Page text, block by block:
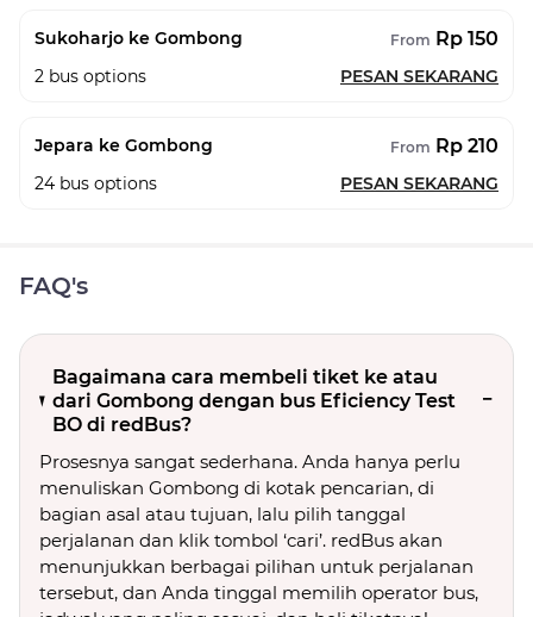
Sukoharjo ke Gombong From Rp 150
2 bus options PESAN SEKARANG
Jepara ke Gombong From Rp 210
24 bus options PESAN SEKARANG
FAQ's
Bagaimana cara membeli tiket ke atau
dari Gombong dengan bus Eficiency Test
BO di redBus?
Prosesnya sangat sederhana. Anda hanya perlu
menuliskan Gombong di kotak pencarian, di
bagian asal atau tujuan, lalu pilih tanggal
perjalanan dan klik tombol ‘cari’. redBus akan
menunjukkan berbagai pilihan untuk perjalanan
tersebut, dan Anda tinggal memilih operator bus,